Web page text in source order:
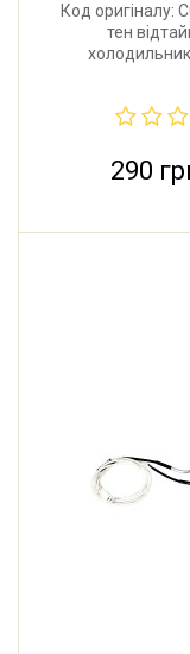
Код оригіналу:
тен
Ariston,
290